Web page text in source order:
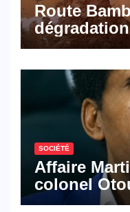
Route
les
SOCIÉTÉ
Affaire
colonel
croisé des